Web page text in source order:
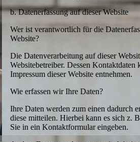
b. Datenerfassung auf dieser Website
Wer ist verantwortlich für die
Website?
Die Datenverarbeitung auf dieser
Websitebetreiber. Dessen Kontaktdaten
Impressum dieser Website entnehmen.
Wie erfassen wir Ihre Daten?
Ihre Daten werden zum einen dadurch
diese mitteilen. Hierbei kann es sich z.
Sie in ein Kontaktformular eingeben.